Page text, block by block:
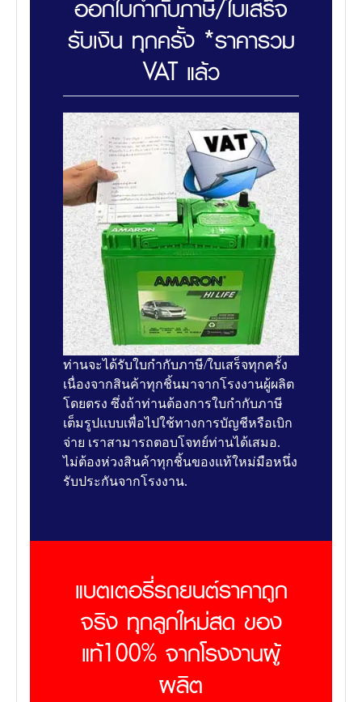
ออกใบกำกับภาษี/ใบเสร็จ
รับเงิน ทุกครั้ง *ราคารวม
VAT แล้ว
ท่านจะได้รับใบกำกับภาษี/ใบเสร็จทุกครั้ง
เนื่องจากสินค้าทุกชิ้นมาจากโรงงานผู้ผลิต
โดยตรง ซึ่งถ้าท่านต้องการใบกำกับภาษี
เต็มรูปแบบเพื่อไปใช้ทางการบัญชีหรือเบิก
จ่าย เราสามารถตอบโจทย์ท่านได้เสมอ.
ไม่ต้องห่วงสินค้าทุกชิ้นของแท้ใหม่มือหนึ่ง
รับประกันจากโรงงาน.
แบตเตอรี่รถยนต์ราคาถูก
จริง ทุกลูกใหม่สด ของ
แท้100% จากโรงงานผู้
ผลิต